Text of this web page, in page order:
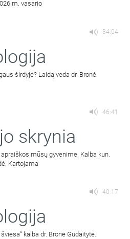
m. vasario
34:04
širdyje? Laidą veda dr. Bronė
46:41
skrynia
mūsų gyvenime. Kalba kun.
Kartojama
40:17
kalba dr. Bronė Gudaitytė.